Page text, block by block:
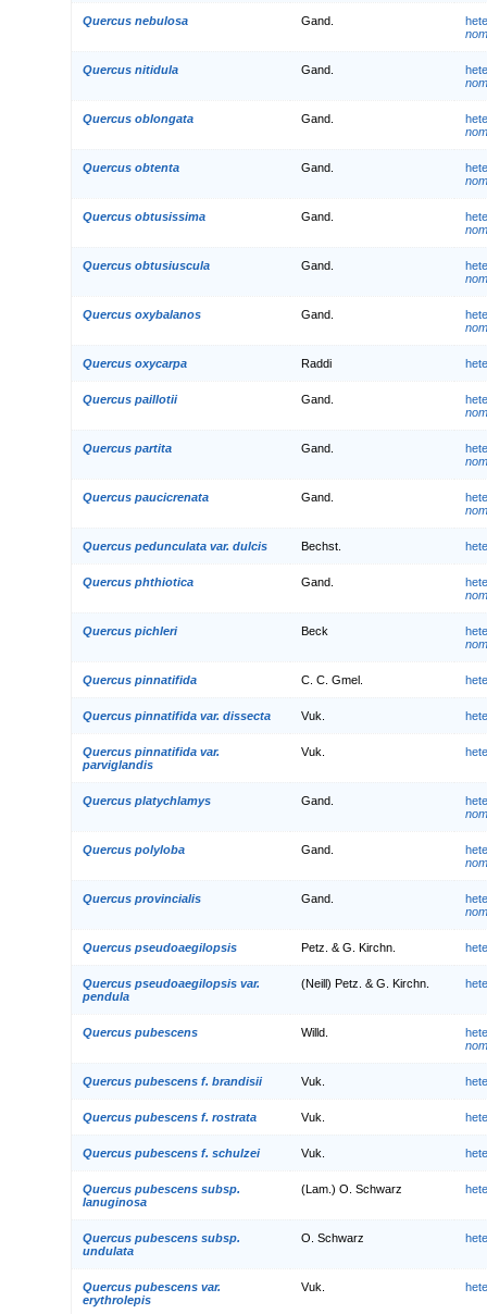
Quercus nebulosa Gand.
Quercus nitidula Gand.
Quercus oblongata Gand.
Quercus obtenta Gand.
Quercus obtusissima Gand.
Quercus obtusiuscula Gand.
Quercus oxybalanos Gand.
Quercus oxycarpa Raddi
Quercus paillotii Gand.
Quercus partita Gand.
Quercus paucicrenata Gand.
Quercus pedunculata var. dulcis Bechst.
Quercus phthiotica Gand.
Quercus pichleri Beck
Quercus pinnatifida C. C. Gmel.
Quercus pinnatifida var. dissecta Vuk.
Quercus pinnatifida var.
parviglandis
Vuk.
Quercus platychlamys Gand.
Quercus polyloba Gand.
Quercus provincialis Gand.
Quercus pseudoaegilopsis Petz. & G. Kirchn.
Quercus pseudoaegilopsis var.
pendula
(Neill) Petz. & G. Kirchn.
Quercus pubescens Willd.
Quercus pubescens f. brandisii Vuk.
Quercus pubescens f. rostrata Vuk.
Quercus pubescens f. schulzei Vuk.
Quercus pubescens subsp.
lanuginosa
(Lam.) O. Schwarz
Quercus pubescens subsp.
undulata
O. Schwarz
Quercus pubescens var.
erythrolepis
Vuk.